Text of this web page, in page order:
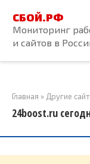
контенту
СБОЙ.РФ
Мониторинг
и сайтов в
Главная » Другие
24boost.ru